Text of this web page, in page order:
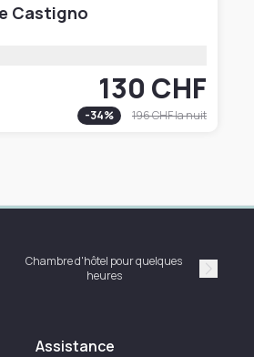
Castigno
130 CHF
-34% 196 CHFla nuit
Chambre d'hôtel pour quelques
heures
Assistance